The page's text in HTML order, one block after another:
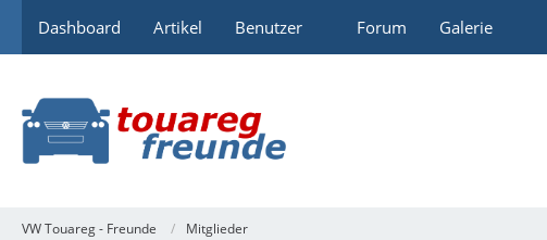
Dashboard Artikel Benutzer Forum Galerie
VW Touareg - Freunde Mitglieder